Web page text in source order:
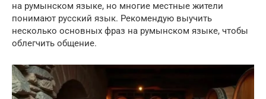
на румынском языке, но многие местные жители
понимают русский язык. Рекомендую выучить
несколько основных фраз на румынском языке, чтобы
облегчить общение.